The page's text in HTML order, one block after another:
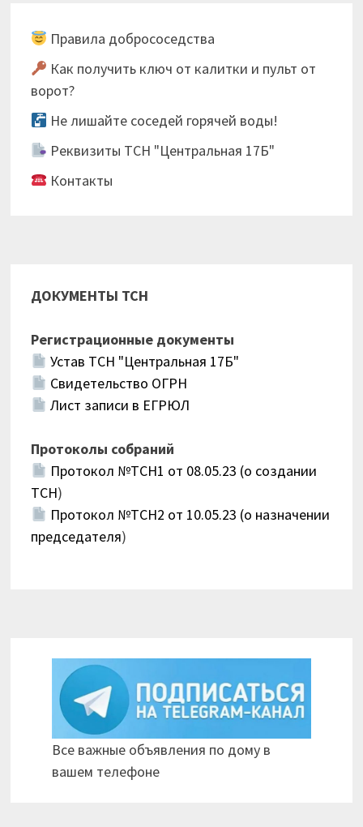
Правила добрососедства
Как получить ключ от калитки и пульт от
ворот?
Не лишайте соседей горячей воды!
Реквизиты ТСН "Центральная 17Б"
Контакты
ДОКУМЕНТЫ ТСН
Регистрационные документы
Устав ТСН "Центральная 17Б"
Свидетельство ОГРН
Лист записи в ЕГРЮЛ
Протоколы собраний
Протокол №ТСН1 от 08.05.23 (о создании
ТСН)
Протокол №ТСН2 от 10.05.23 (о назначении
председателя)
Все важные объявления по дому в
вашем телефоне